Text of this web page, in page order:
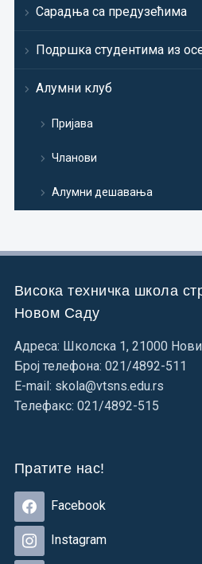
Сарадња са предузећима
Подршка студентима из
Алумни клуб
Пријава
Чланови
Алумни дешавања
Висока техничка школа
Новом Саду
Адреса: Школска 1, 21000
Број телефона: 021/4892-511
E-mail: skola@vtsns.edu.rs
Телефакс: 021/4892-515
Пратите нас!
Facebook
Instagram